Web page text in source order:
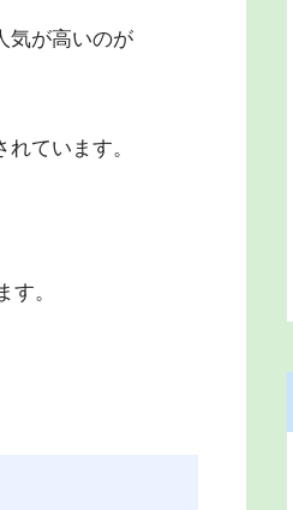
気が高いのが
ています。
す。